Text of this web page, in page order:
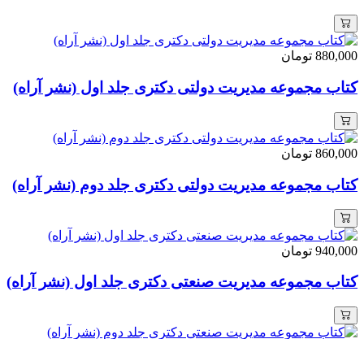
880,000 تومان
کتاب مجموعه مدیریت دولتی دکتری جلد اول (نشر آراه)
860,000 تومان
کتاب مجموعه مدیریت دولتی دکتری جلد دوم (نشر آراه)
940,000 تومان
کتاب مجموعه مدیریت صنعتی دکتری جلد اول (نشر آراه)